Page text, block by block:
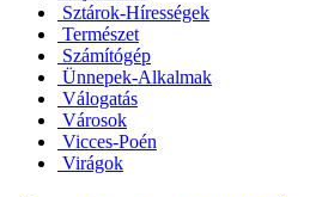
Sztárok-Hírességek
Természet
Számítógép
Ünnepek-Alkalmak
Válogatás
Városok
Vicces-Poén
Virágok